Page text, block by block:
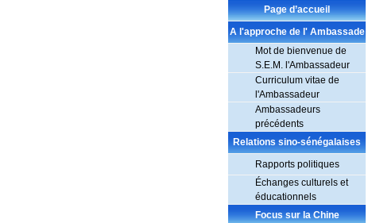
Page d’accueil
A l'approche de l' Ambassade
Mot de bienvenue de
S.E.M. l'Ambassadeur
Curriculum vitae de
l'Ambassadeur
Ambassadeurs
précédents
Relations sino-sénégalaises
Rapports politiques
Échanges culturels et
éducationnels
Focus sur la Chine